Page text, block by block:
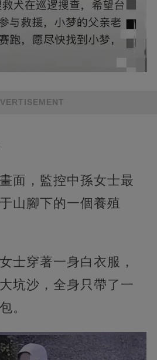
面，監控中孫女士最
山腳下的一個養殖
士穿著一身白衣服，
坑沙，全身只帶了一
。